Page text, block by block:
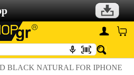
BLACK NATURAL FOR IPHONE